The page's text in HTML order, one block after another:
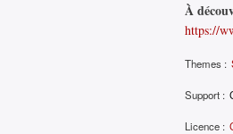
À
https://
Themes :
Support :
Licence :